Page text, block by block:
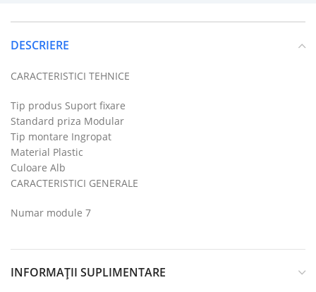
DESCRIERE
CARACTERISTICI TEHNICE
Tip produs Suport fixare
Standard priza Modular
Tip montare Ingropat
Material Plastic
Culoare Alb
CARACTERISTICI GENERALE
Numar module 7
INFORMAȚII SUPLIMENTARE